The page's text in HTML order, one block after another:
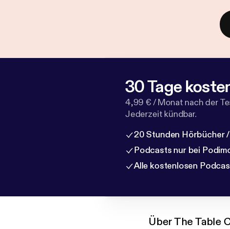
30 Tage
4,99 € / Monat nach der
Jederzeit kündbar.
20 Stunden Hörbücher
Podcasts nur bei
Alle kostenlosen
ÜberThe Table